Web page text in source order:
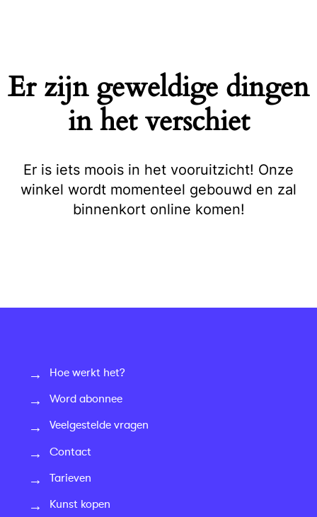
Er zijn geweldige dingen
in het verschiet
Er is iets moois in het vooruitzicht! Onze
winkel wordt momenteel gebouwd en zal
binnenkort online komen!
Hoe werkt het?
Word abonnee
Veelgestelde vragen
Contact
Tarieven
Kunst kopen